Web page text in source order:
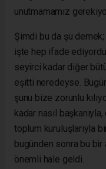
unutmamamız
Şimdi bu da şu
işte hep ifade
seyirci kadar diğer
eşitti neredeyse.
şunu bize zorunlu
kadar nasıl
toplum kuruluşlarıyla
bugünden sonra bu
önemli hale geldi.